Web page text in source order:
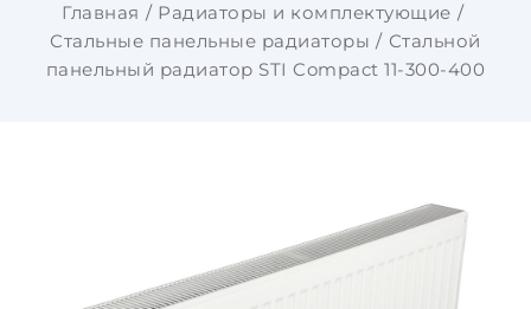
Главная
Радиаторы и комплектующие
Стальные панельные радиаторы
Стальной
панельный радиатор STI Compact 11-300-400